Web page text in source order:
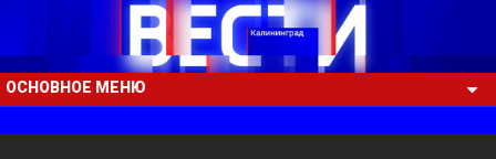
ОСНОВНОЕ МЕНЮ